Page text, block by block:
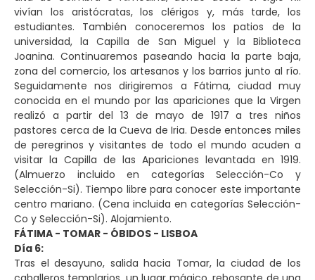
vivían los aristócratas, los clérigos y, más tarde, los
estudiantes. También conoceremos los patios de la
universidad, la Capilla de San Miguel y la Biblioteca
Joanina. Continuaremos paseando hacia la parte baja,
zona del comercio, los artesanos y los barrios junto al río.
Seguidamente nos dirigiremos a Fátima, ciudad muy
conocida en el mundo por las apariciones que la Virgen
realizó a partir del 13 de mayo de 1917 a tres niños
pastores cerca de la Cueva de Iria. Desde entonces miles
de peregrinos y visitantes de todo el mundo acuden a
visitar la Capilla de las Apariciones levantada en 1919.
(Almuerzo incluido en categorías Selección-Co y
Selección-Si). Tiempo libre para conocer este importante
centro mariano. (Cena incluida en categorías Selección-
Co y Selección-Si). Alojamiento.
FÁTIMA - TOMAR - ÓBIDOS - LISBOA
Día 6:
Tras el desayuno, salida hacia Tomar, la ciudad de los